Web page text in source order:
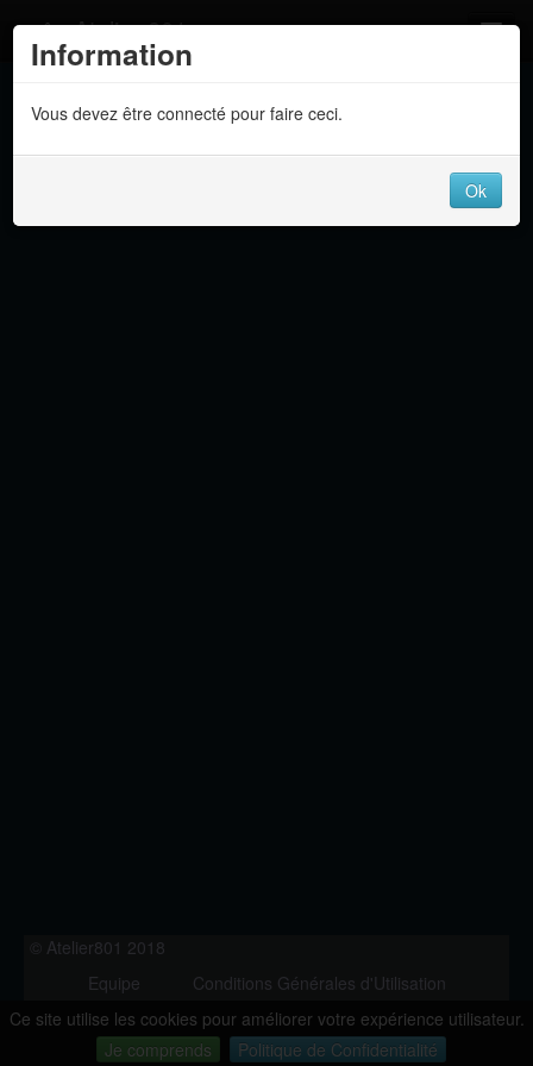
Ce site utilise les cookies pour améliorer votre expérience utilisateur.
Je comprends
Politique de Confidentialité
Information
Vous devez être connecté pour faire ceci.
Ok
Atelier 801
Dev Tracker
Langue
© Atelier801 2018
Equipe
Conditions Générales d'Utilisation
Politique de Confidentialité
Contact
Version 1.27